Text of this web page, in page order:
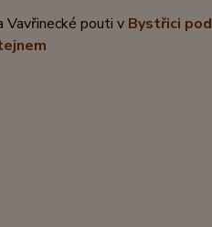
Vavřinecké pouti v Bystřici pod